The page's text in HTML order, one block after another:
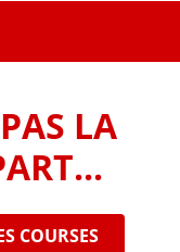
LA
COURSES